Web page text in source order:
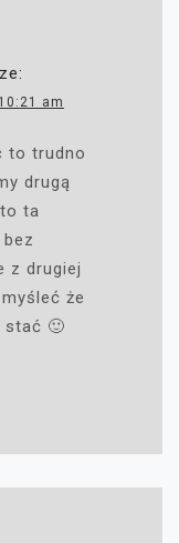
am
to trudno
drugą
ta
z drugiej
że
stać 🙂